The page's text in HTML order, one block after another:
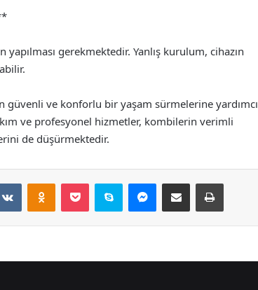
gerekmektedir. Yanlış kurulum, cihazın
güvenli ve konforlu bir yaşam sürmelerine yardımcı
ve profesyonel hizmetler, kombilerin verimli
de düşürmektedir.
VKontakteOdnoklassniki
Pocket Skype Messenger
E-Posta ile paylaş Yazdır